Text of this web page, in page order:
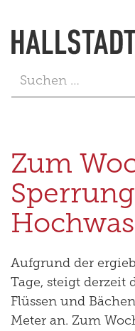
LEBEN
FREIZEIT
TOURISMUS
PROJEKTE
Zum
Aufgrund der
Tage, steigt derzeit
Flüssen und
Meter an. Zum